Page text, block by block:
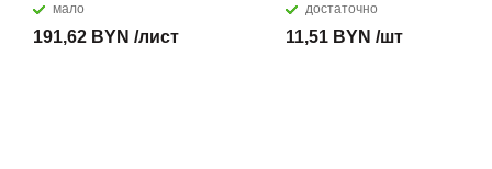
мало
191,62 BYN /лист
достаточно
11,51 BYN /шт